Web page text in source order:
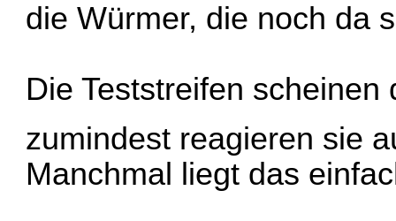
die Würmer, die noch da
Die Teststreifen
zumindest reagieren sie
Manchmal liegt das